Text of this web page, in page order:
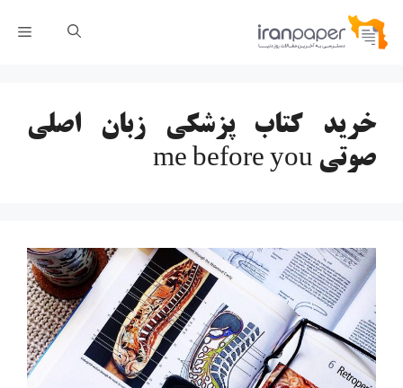
پرش
خرید کتاب پزشکی زبان اصلی
صوتی me before you